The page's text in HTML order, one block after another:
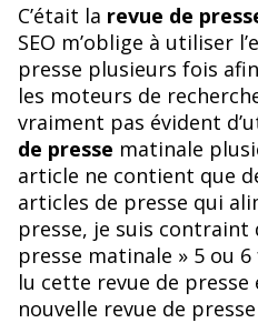
C’était la revue de
SEO m’oblige à utiliser
presse plusieurs fois
les moteurs de
vraiment pas évident
de presse matinale
article ne contient que
articles de presse qui
presse, je suis contraint
presse matinale » 5 ou
lu cette revue de
nouvelle revue de